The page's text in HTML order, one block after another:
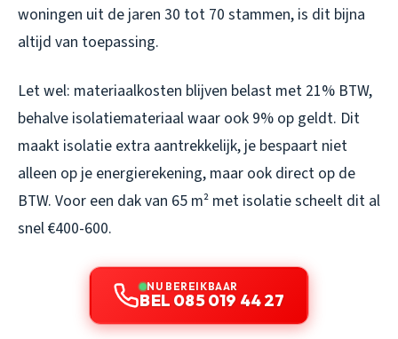
woningen uit de jaren 30 tot 70 stammen, is dit bijna
altijd van toepassing.
Let wel: materiaalkosten blijven belast met 21% BTW,
behalve isolatiemateriaal waar ook 9% op geldt. Dit
maakt isolatie extra aantrekkelijk, je bespaart niet
alleen op je energierekening, maar ook direct op de
BTW. Voor een dak van 65 m² met isolatie scheelt dit al
snel €400-600.
NU BEREIKBAAR
BEL 085 019 44 27